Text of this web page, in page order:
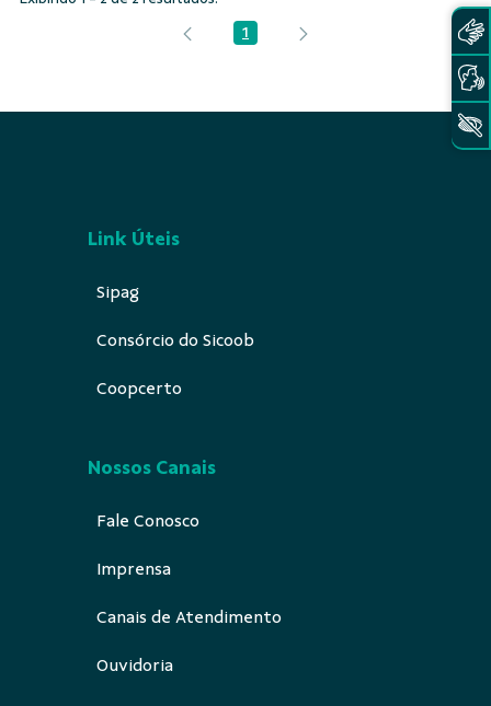
Página
1
Link Úteis
Sipag
Consórcio do Sicoob
Coopcerto
Nossos Canais
Fale Conosco
Imprensa
Canais de Atendimento
Ouvidoria